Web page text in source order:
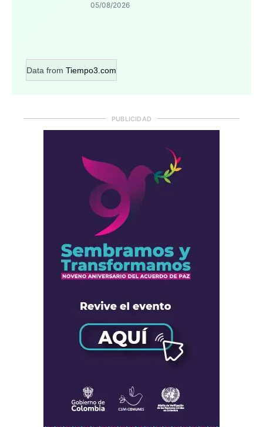
05/08/2026
Data from Tiempo3.com
PUBLICIDAD